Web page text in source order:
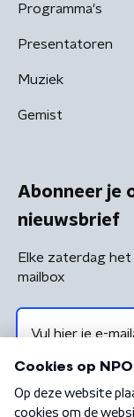
Programma's
Presentatoren
Muziek
Gemist
Abonneer je
nieuwsbrief
Elke zaterdag
mailbox